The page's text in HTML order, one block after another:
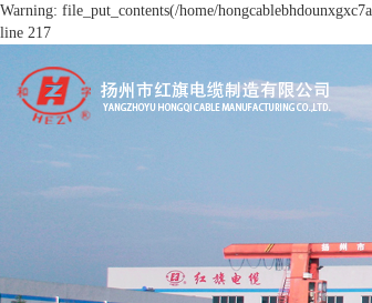
Warning: file_put_contents(/home/
line 217